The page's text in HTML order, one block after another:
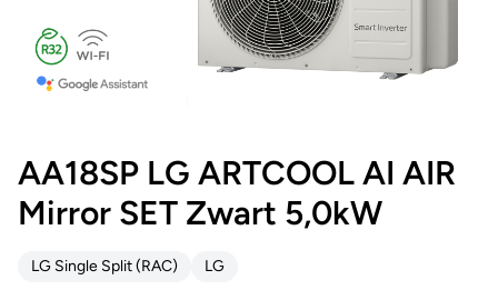
AA18SP LG ARTCOOL AI AIR
Mirror SET Zwart 5,0kW
LG Single Split (RAC) LG